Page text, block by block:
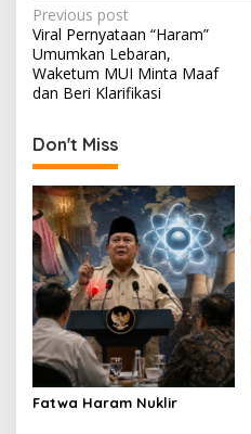
P
o
s
t
n
a
v
i
g
a
t
i
o
n
Previous post
Viral Pernyataan “Haram”
Umumkan Lebaran,
Waketum MUI Minta Maaf
dan Beri Klarifikasi
Don't Miss
Fatwa Haram Nuklir